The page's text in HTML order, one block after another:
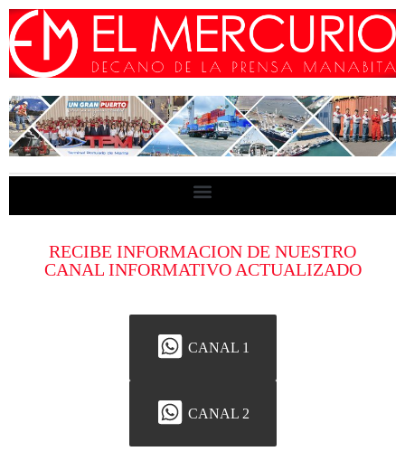
RECIBE INFORMACION DE NUESTRO
CANAL INFORMATIVO ACTUALIZADO
CANAL 1
CANAL 2